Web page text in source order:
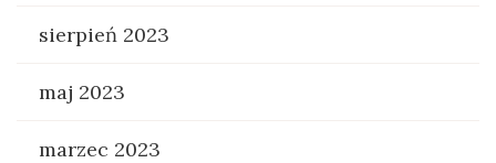
sierpień 2023
maj 2023
marzec 2023